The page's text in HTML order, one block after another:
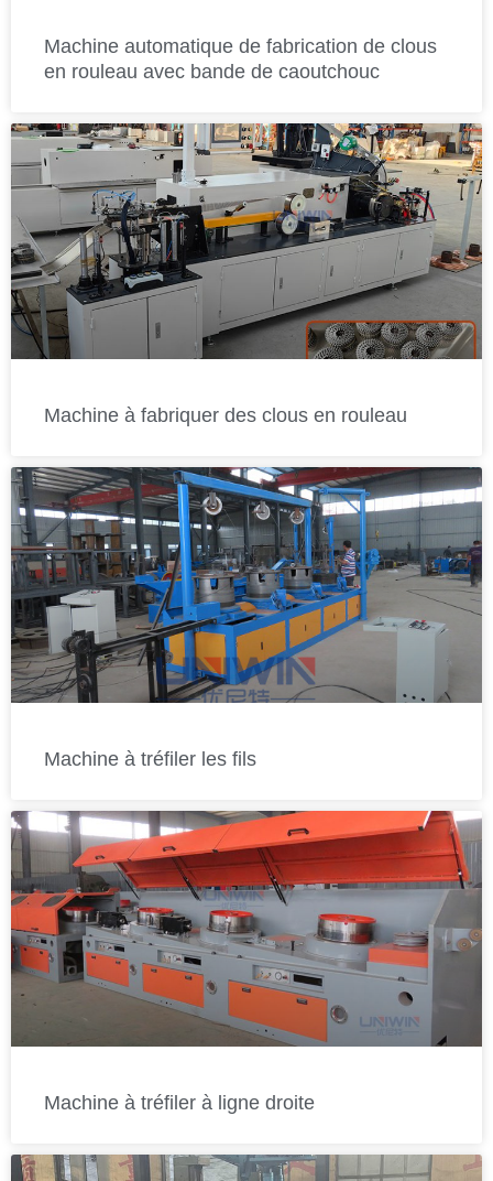
Machine automatique de fabrication de clous
en rouleau avec bande de caoutchouc
Machine à fabriquer des clous en rouleau
Machine à tréfiler les fils
Machine à tréfiler à ligne droite